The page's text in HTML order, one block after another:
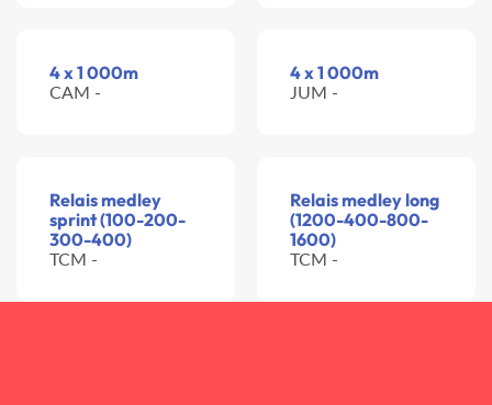
4 x 1 000m
CAM -
4 x 1 000m
JUM -
Relais medley
sprint (100-200-
300-400)
TCM -
Relais medley long
(1200-400-800-
1600)
TCM -